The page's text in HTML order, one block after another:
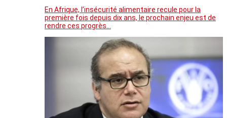
En Afrique, l’insécurité alimentaire recule pour la
première fois depuis dix ans, le prochain enjeu est de
rendre ces progrès…